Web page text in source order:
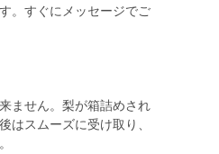
。すぐにメッセージでご
ません。梨が箱詰めされ
はスムーズに受け取り、